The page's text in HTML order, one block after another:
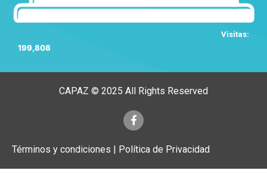
Visitas:
199,808
CAPAZ © 2025 All Rights Reserved
Términos y condiciones | Política de Privacidad